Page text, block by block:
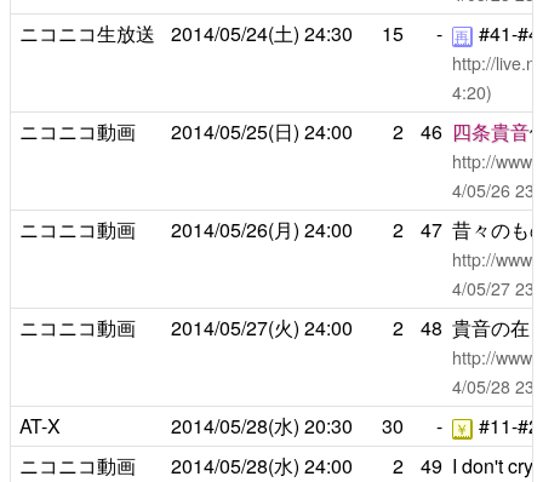
ニコニコ生放送 2014/05/24(土) 24:30 15 - 再 #41-
http://
4:20)
ニコニコ動画 2014/05/25(日) 24:00 2 46 四条貴音
http://
4/05/26
ニコニコ動画 2014/05/26(月) 24:00 2 47 昔々のも
http://
4/05/27
ニコニコ動画 2014/05/27(火) 24:00 2 48 貴音の在
http://
4/05/28
AT-X 2014/05/28(水) 20:30 30 - ￥
#11-
ニコニコ動画
2014/05/28(水) 24:00 2 49 I don't cry